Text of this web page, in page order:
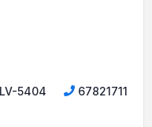
5404 67821711